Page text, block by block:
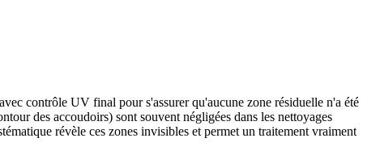
contrôle UV final pour s'assurer qu'aucune zone résiduelle n'a été
des accoudoirs) sont souvent négligées dans les nettoyages
révèle ces zones invisibles et permet un traitement vraiment